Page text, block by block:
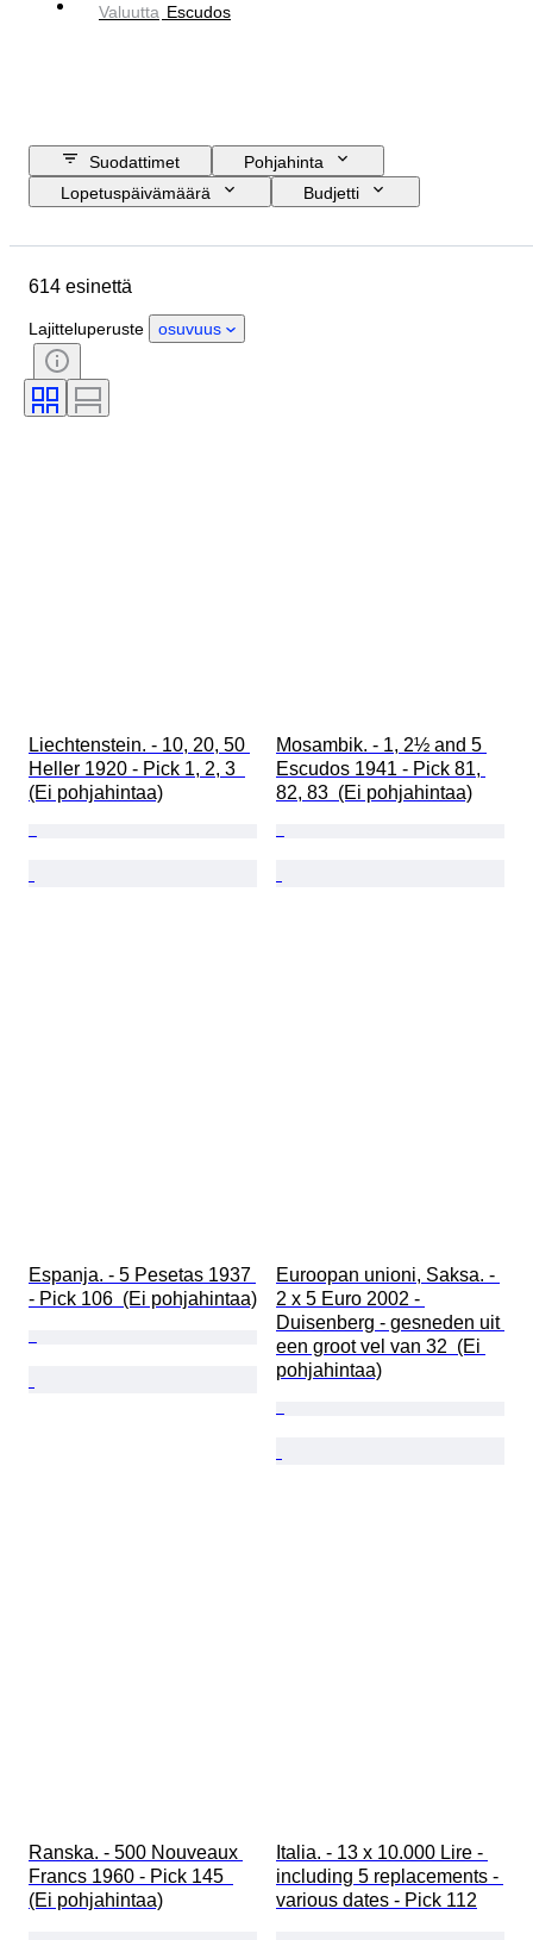
Valuutta Escudos
Suodattimet
Pohjahinta
Lopetuspäivämäärä
Budjetti
Valuutta
614 esinettä
Lajitteluperuste osuvuus
Liechtenstein. - 10, 20, 50
Heller 1920 - Pick 1, 2, 3
(Ei pohjahintaa)
Mosambik. - 1, 2½ and 5
Escudos 1941 - Pick 81,
82, 83  (Ei pohjahintaa)
Espanja. - 5 Pesetas 1937
- Pick 106  (Ei pohjahintaa)
Euroopan unioni, Saksa. -
2 x 5 Euro 2002 -
Duisenberg - gesneden uit
een groot vel van 32  (Ei
pohjahintaa)
Ranska. - 500 Nouveaux
Francs 1960 - Pick 145
(Ei pohjahintaa)
Italia. - 13 x 10.000 Lire -
including 5 replacements -
various dates - Pick 112